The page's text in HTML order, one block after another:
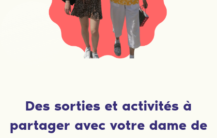
Des sorties et activités à
partager avec votre dame de